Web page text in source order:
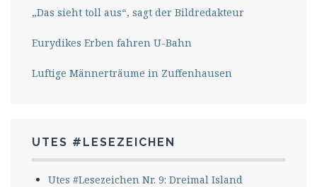
„Das sieht toll aus“, sagt der Bildredakteur
Eurydikes Erben fahren U-Bahn
Luftige Männerträume in Zuffenhausen
UTES #LESEZEICHEN
Utes #Lesezeichen Nr. 9: Dreimal Island